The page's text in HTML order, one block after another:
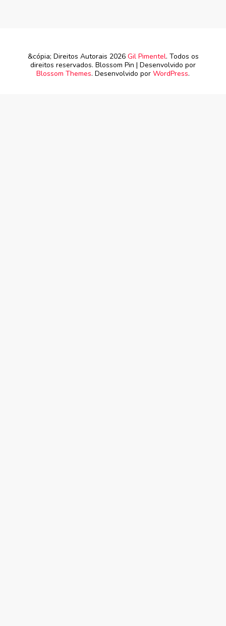
&cópia; Direitos Autorais 2026 Gil Pimentel. Todos os
direitos reservados. Blossom Pin | Desenvolvido por
Blossom Themes. Desenvolvido por WordPress.